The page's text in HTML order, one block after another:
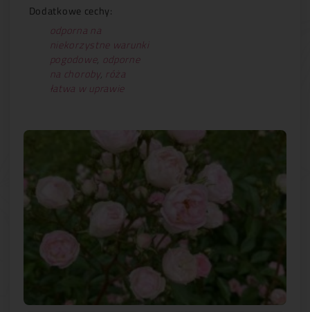
Dodatkowe cechy:
odporna na
niekorzystne warunki
pogodowe, odporne
na choroby, róża
łatwa w uprawie